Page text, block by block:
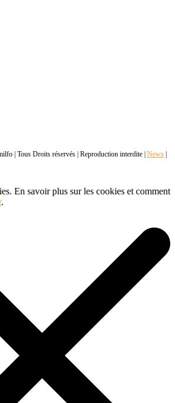
| Tous Droits réservés | Reproduction interdite | News
En savoir plus sur les cookies et comment
.